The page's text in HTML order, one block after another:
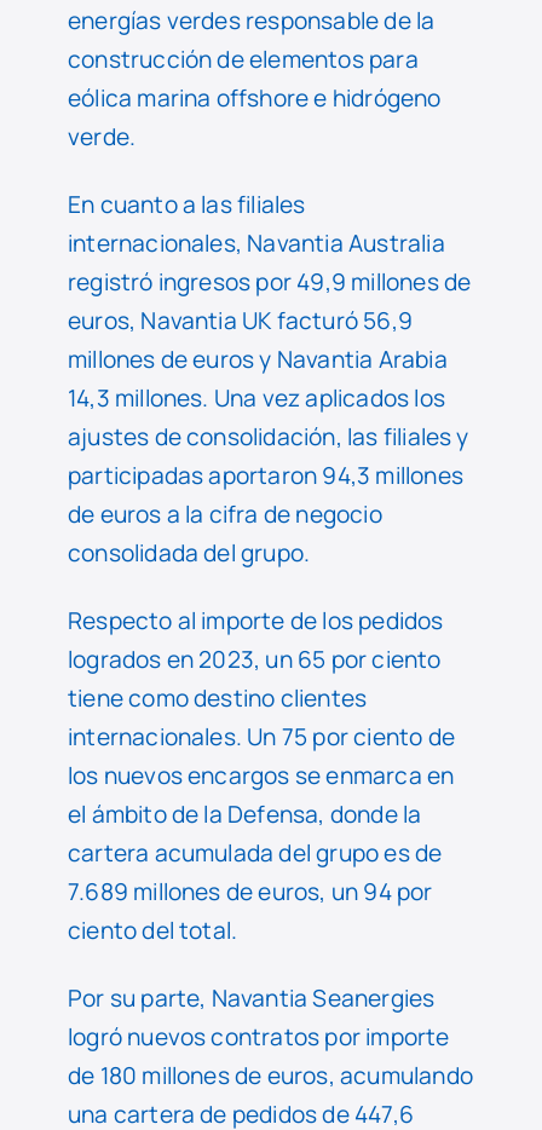
energías verdes responsable de la
construcción de elementos para
eólica marina offshore e hidrógeno
verde.
En cuanto a las filiales
internacionales, Navantia Australia
registró ingresos por 49,9 millones de
euros, Navantia UK facturó 56,9
millones de euros y Navantia Arabia
14,3 millones. Una vez aplicados los
ajustes de consolidación, las filiales y
participadas aportaron 94,3 millones
de euros a la cifra de negocio
consolidada del grupo.
Respecto al importe de los pedidos
logrados en 2023, un 65 por ciento
tiene como destino clientes
internacionales. Un 75 por ciento de
los nuevos encargos se enmarca en
el ámbito de la Defensa, donde la
cartera acumulada del grupo es de
7.689 millones de euros, un 94 por
ciento del total.
Por su parte, Navantia Seanergies
logró nuevos contratos por importe
de 180 millones de euros, acumulando
una cartera de pedidos de 447,6